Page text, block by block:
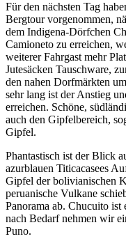
Für den nächsten Tag
Bergtour vorgenommen,
dem Indigena-Dörfchen
Camioneto zu erreichen,
weiterer Fahrgast mehr
Jutesäcken Tauschware,
den nahen Dorfmärkten
sehr lang ist der Anstieg
erreichen. Schöne,
auch den Gipfelbereich,
Gipfel.
Phantastisch ist der Blick
azurblauen Titicacasees
Gipfel der bolivianischen
peruanische Vulkane
Panorama ab. Chucuito ist
nach Bedarf nehmen wir
Puno.